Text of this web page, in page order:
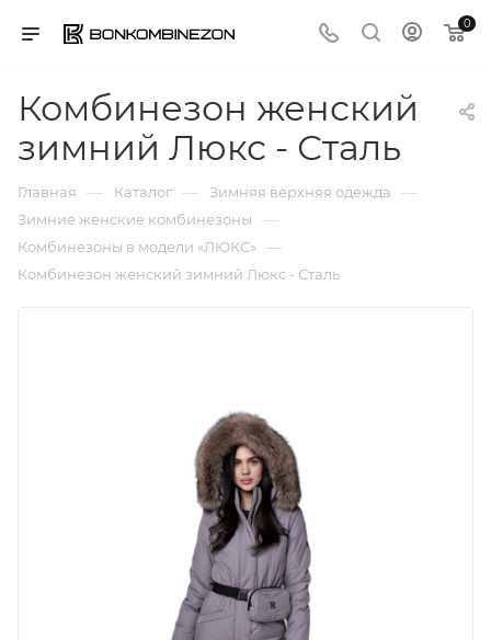
0
Комбинезон женский
зимний Люкс - Сталь
Главная — Каталог — Зимняя верхняя одежда —
Зимние женские комбинезоны —
Комбинезоны в модели «ЛЮКС» —
Комбинезон женский зимний Люкс - Сталь